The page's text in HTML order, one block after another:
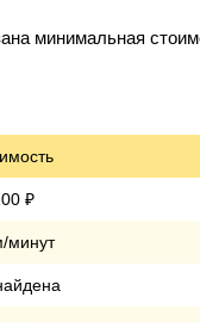
минимальная
₽
минут